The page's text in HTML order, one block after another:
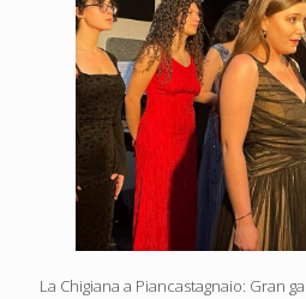
La Chigiana a Piancastagnaio: Gran